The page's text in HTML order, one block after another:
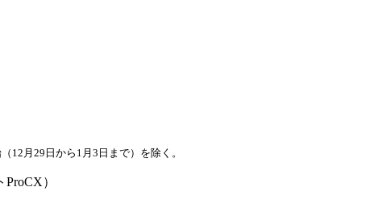
12月29日から1月3日まで）を除く。
）